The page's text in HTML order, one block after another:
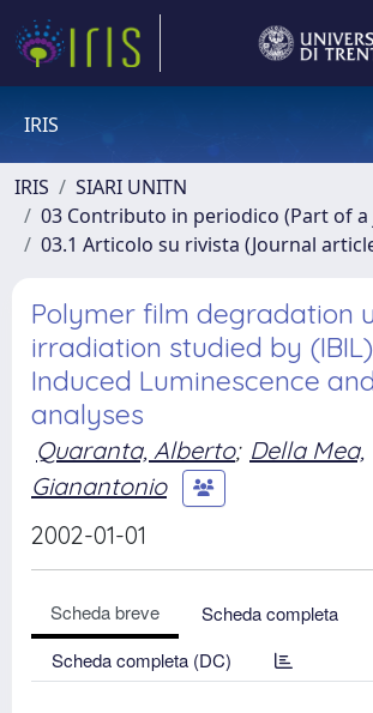
IRIS
IRIS
SIARI UNITN
03 Contributo in periodico (Part of
03.1 Articolo su rivista (Journal
Polymer film degradation
irradiation studied by
Induced Luminescence
analyses
Quaranta, Alberto; Della Mea,
Gianantonio
2002-01-01
Scheda breve
Scheda completa
Scheda completa (DC)